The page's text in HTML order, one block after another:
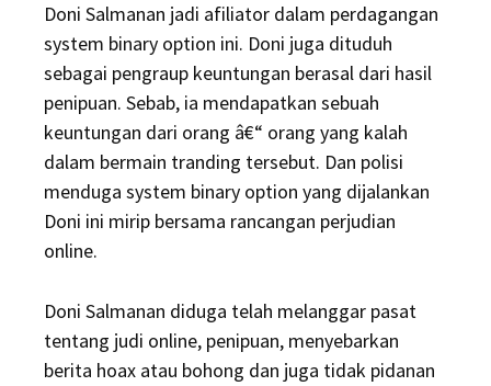
Doni Salmanan jadi afiliator dalam perdagangan
system binary option ini. Doni juga dituduh
sebagai pengraup keuntungan berasal dari hasil
penipuan. Sebab, ia mendapatkan sebuah
keuntungan dari orang â€“ orang yang kalah
dalam bermain tranding tersebut. Dan polisi
menduga system binary option yang dijalankan
Doni ini mirip bersama rancangan perjudian
online.
Doni Salmanan diduga telah melanggar pasat
tentang judi online, penipuan, menyebarkan
berita hoax atau bohong dan juga tidak pidanan